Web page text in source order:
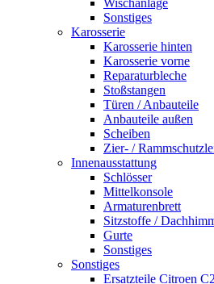
Sonstiges
Karosserie
Karosserie hinten
Karosserie vorne
Reparaturbleche
Stoßstangen
Türen / Anbauteile
Anbauteile außen
Scheiben
Zier- /
Innenausstattung
Schlösser
Mittelkonsole
Armaturenbrett
Sitzstoffe /
Gurte
Sonstiges
Sonstiges
Ersatzteile Citroen